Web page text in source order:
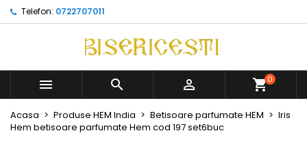
Telefon: 0722707011
   0
Acasa Produse HEM India Betisoare parfumate HEM
Iris
Hem betisoare parfumate Hem cod 197 set6buc